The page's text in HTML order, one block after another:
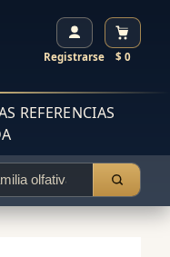
Registrarse $ 0
REFERENCIAS